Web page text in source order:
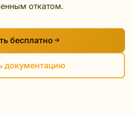
откатом.
бесплатно
документацию